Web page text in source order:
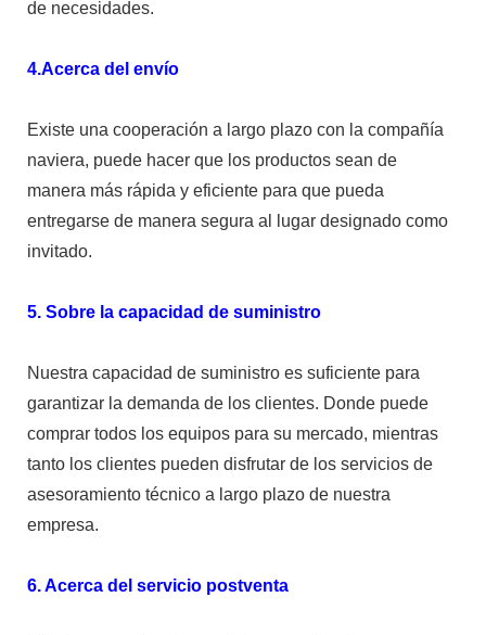
de necesidades.
4.Acerca del envío
Existe una cooperación a largo plazo con la compañía
naviera, puede hacer que los productos sean de
manera más rápida y eficiente para que pueda
entregarse de manera segura al lugar designado como
invitado.
5. Sobre la capacidad de suministro
Nuestra capacidad de suministro es suficiente para
garantizar la demanda de los clientes. Donde puede
comprar todos los equipos para su mercado, mientras
tanto los clientes pueden disfrutar de los servicios de
asesoramiento técnico a largo plazo de nuestra
empresa.
6. Acerca del servicio postventa